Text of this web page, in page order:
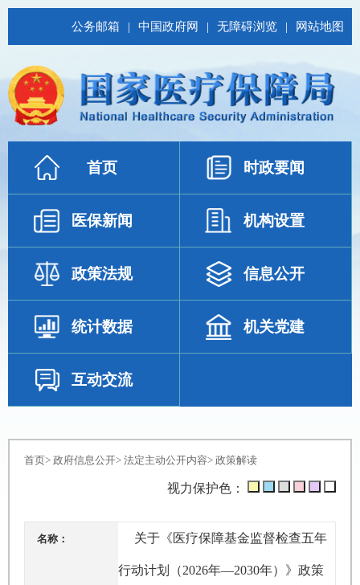
公务邮箱 | 中国政府网 | 无障碍浏览 | 网站地图
首页 时政要闻
医保新闻 机构设置
政策法规 信息公开
统计数据 机关党建
互动交流
首页> 政府信息公开> 法定主动公开内容> 政策解读
视力保护色：
名称： 关于《医疗保障基金监督检查五年
行动计划（2026年—2030年）》政策